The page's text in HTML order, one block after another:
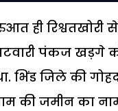
ही
पंकज खड़गे
भिंड जिले की
की जमीन का